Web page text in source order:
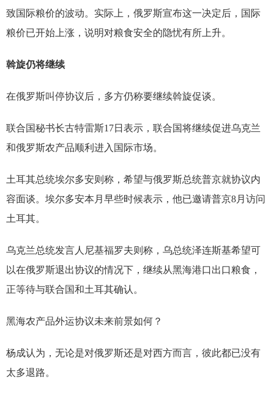
致国际粮价的波动。实际上，俄罗斯宣布这一决定后，国际
粮价已开始上涨，说明对粮食安全的隐忧有所上升。
斡旋仍将继续
在俄罗斯叫停协议后，多方仍称要继续斡旋促谈。
联合国秘书长古特雷斯17日表示，联合国将继续促进乌克兰
和俄罗斯农产品顺利进入国际市场。
土耳其总统埃尔多安则称，希望与俄罗斯总统普京就协议内
容面谈。埃尔多安本月早些时候表示，他已邀请普京8月访问
土耳其。
乌克兰总统发言人尼基福罗夫则称，乌总统泽连斯基希望可
以在俄罗斯退出协议的情况下，继续从黑海港口出口粮食，
正等待与联合国和土耳其确认。
黑海农产品外运协议未来前景如何？
杨成认为，无论是对俄罗斯还是对西方而言，彼此都已没有
太多退路。